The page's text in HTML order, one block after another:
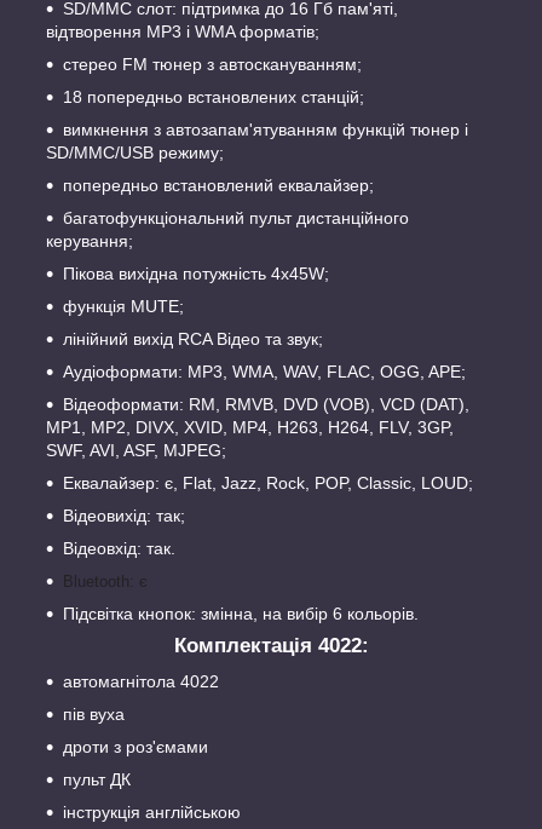
SD/MMC слот: підтримка до 16 Гб пам'яті,
відтворення МР3 і WMA форматів;
стерео FM тюнер з автоскануванням;
18 попередньо встановлених станцій;
вимкнення з автозапам'ятуванням функцій тюнер і
SD/MMC/USB режиму;
попередньо встановлений еквалайзер;
багатофункціональний пульт дистанційного
керування;
Пікова вихідна потужність 4х45W;
функція MUTE;
лінійний вихід RCA Відео та звук;
Аудіоформати: MP3, WMA, WAV, FLAC, OGG, APE;
Відеоформати: RM, RMVB, DVD (VOB), VCD (DAT),
MP1, MP2, DIVX, XVID, MP4, H263, H264, FLV, 3GP,
SWF, AVI, ASF, MJPEG;
Еквалайзер: є, Flat, Jazz, Rock, POP, Classic, LOUD;
Відеовихід: так;
Відеовхід: так.
Bluetooth: є
Підсвітка кнопок: змінна, на вибір 6 кольорів.
Комплектація 4022:
автомагнітола 4022
пів вуха
дроти з роз'ємами
пульт ДК
інструкція англійською